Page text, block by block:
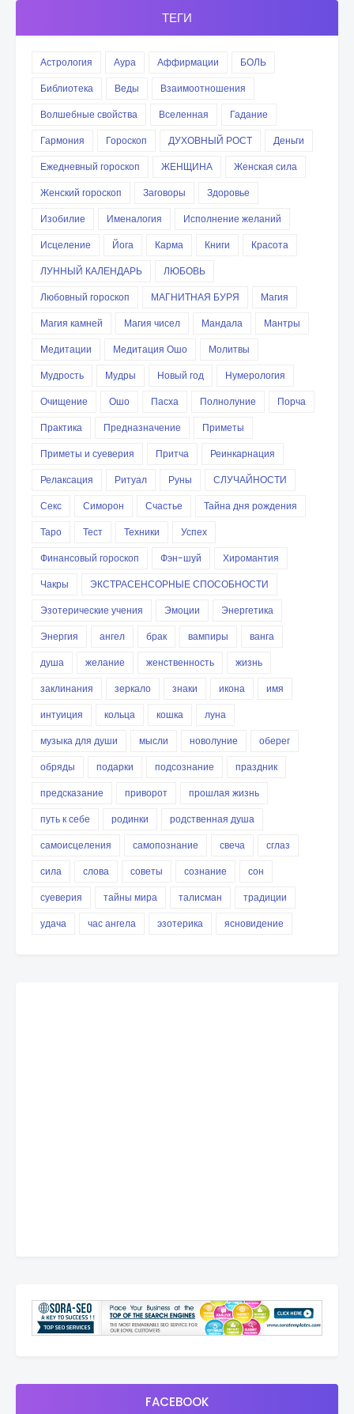
ТЕГИ
Астрология Аура Аффирмации
БОЛЬ
Библиотека
Веды
Взаимоотношения
Волшебные свойства
Вселенная
Гадание
Гармония
Гороскоп ДУХОВНЫЙ РОСТ
Деньги
Ежедневный гороскоп
ЖЕНЩИНА
Женская сила
Женский гороскоп
Заговоры
Здоровье
Изобилие
Именалогия
Исполнение желаний
Исцеление
Йога Карма Книги
Красота
ЛУННЫЙ КАЛЕНДАРЬ
ЛЮБОВЬ
Любовный гороскоп
МАГНИТНАЯ БУРЯ
Магия
Магия камней
Магия чисел Мандала
Мантры
Медитации
Медитация Ошо
Молитвы
Мудрость
Мудры Новый год
Нумерология
Очищение
Ошо Пасха Полнолуние
Порча
Практика
Предназначение
Приметы
Приметы и суеверия
Притча
Реинкарнация
Релаксация
Ритуал Руны
СЛУЧАЙНОСТИ
Секс
Симорон Счастье
Тайна дня рождения
Таро
Тест Техники
Успех
Финансовый гороскоп
Фэн-шуй
Хиромантия
Чакры
ЭКСТРАСЕНСОРНЫЕ СПОСОБНОСТИ
Эзотерические учения
Эмоции
Энергетика
Энергия
ангел брак вампиры
ванга
душа
желание женственность
жизнь
заклинания
зеркало знаки икона
имя
интуиция
кольца кошка
луна
музыка для души
мысли новолуние
оберег
обряды
подарки подсознание
праздник
предсказание
приворот
прошлая жизнь
путь к себе
родинки
родственная душа
самоисцеления
самопознание свеча
сглаз
сила
слова советы сознание
сон
суеверия
тайны мира талисман
традиции
удача
час ангела эзотерика ясновидение
FACEBOOK